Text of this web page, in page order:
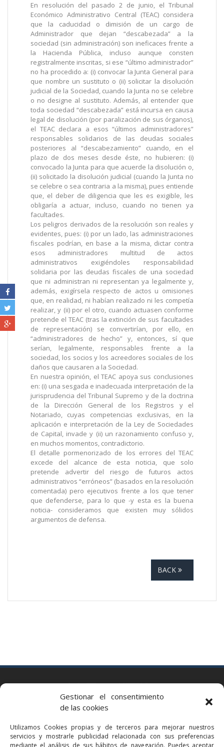
Gestionar el consentimiento
de las cookies
Utilizamos Cookies propias y de terceros para mejorar nuestros
servicios y mostrarle publicidad relacionada con sus preferencias
mediante el análisis de sus hábitos de navegación. Puedes aceptar
En resolución del pasado 2 de junio, el Tribunal
Económico Administrativo Central (TEAC) considera
que la caducidad o dimisión de un cargo de
Administrador que dejan “descabezada” a la
sociedad (sin administración) son ineficaces frente a
la Hacienda Pública, incluso aunque consten
registralmente inscritas, si ese “último administrador”
no ha procedido a: (i) convocar la Junta General para
que nombre un sustituto o (ii) solicitar la disolución
judicial de la Sociedad, cuando la Junta no se celebre
o no designe al sustituto. Además, al entender que
toda sociedad “descabezada” está incursa en causa
legal de disolución (por paralización de sus órganos),
el TEAC declara a esos “últimos administradores”
responsables solidarios de las deudas sociales
posteriores al “descabezamiento” cuando, en el
plazo de dos meses desde éste, no hubieren: (i)
convocado la Junta para que acuerde la disolución o,
(ii) solicitado la disolución judicial (cuando la Junta no
se celebre o sea contraria a la misma), pues entiende
que, el deber de diligencia que les es exigible, les
obligaría a actuar, incluso, cuando no tienen ya
facultades.
Los peligros derivados de la resolución son reales y
evidentes, pues: (i) por un lado, las administraciones
fiscales podrían, en base a la misma, dictar contra
esos administradores multitud de actos
administrativos exigiéndoles responsabilidad
solidaria por las deudas fiscales de una sociedad
que ni administran ni representan ya legalmente y,
además, exigírsela respecto de actos u omisiones
que, en realidad, ni habían realizado ni les competía
realizar, y (ii) por el otro, cuando actuasen conforme
pretende el TEAC (tras la extinción de sus facultades
de representación) se convertirían, por ello, en
“administradores de hecho” y, entonces, sí que
serían, legalmente, responsables frente a la
sociedad, los socios y los acreedores sociales de los
daños que causaren a la Sociedad.
En nuestra opinión, el TEAC apoya sus conclusiones
en: (i) una sesgada e inadecuada interpretación de la
jurisprudencia del Tribunal Supremo y de la doctrina
de la Dirección General de los Registros y el
Notariado, cuyas competencias exclusivas, en la
aplicación e interpretación de la Ley de Sociedades
de Capital, invade y (ii) un razonamiento confuso y,
en muchos momentos, contradictorio.
El detalle pormenorizado de los errores del TEAC
excede del alcance de esta noticia, que solo
pretende advertir del riesgo de futuros actos
administrativos “erróneos” (basados en la resolución
comentada) pero ejecutivos frente a los que tener
que defenderse, para lo que -y esta es la buena
noticia- consideramos que existen muy sólidos
argumentos de defensa.
BACK
Via Augusta 2 bis, 3º, 08006 Barcelona
bcn@bellavistalegal.eu
GRANOLLERS